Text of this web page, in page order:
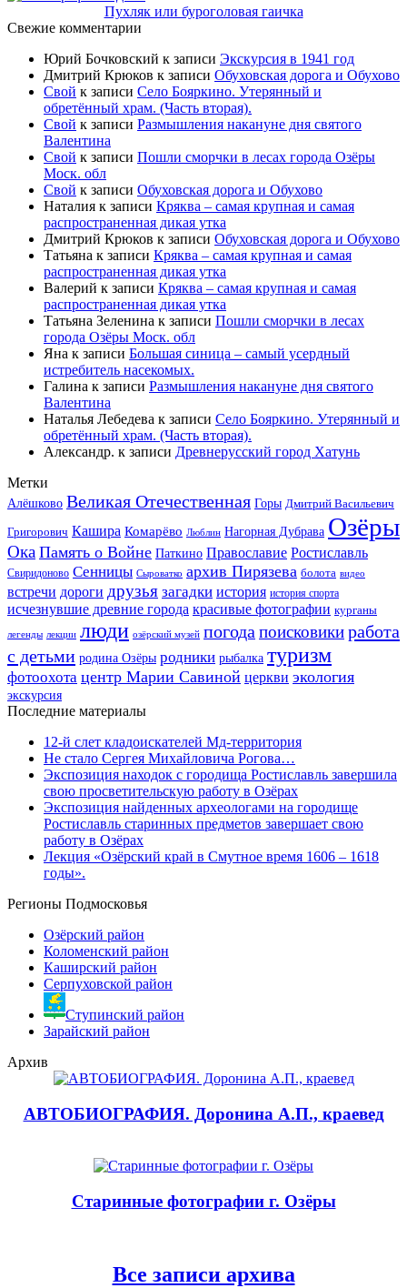
Пухляк или буроголовая гаичка
Свежие комментарии
Юрий Бочковский к записи Экскурсия в 1941 год
Дмитрий Крюков к записи Обуховская дорога и Обухово
Свой к записи Село Бояркино. Утерянный и
обретённый храм. (Часть вторая).
Свой к записи Размышления накануне дня святого
Валентина
Свой к записи Пошли сморчки в лесах города Озёры
Моск. обл
Свой к записи Обуховская дорога и Обухово
Наталия к записи Кряква – самая крупная и самая
распространенная дикая утка
Дмитрий Крюков к записи Обуховская дорога и Обухово
Татьяна к записи Кряква – самая крупная и самая
распространенная дикая утка
Валерий к записи Кряква – самая крупная и самая
распространенная дикая утка
Татьяна Зеленина к записи Пошли сморчки в лесах
города Озёры Моск. обл
Яна к записи Большая синица – самый усердный
истребитель насекомых.
Галина к записи Размышления накануне дня святого
Валентина
Наталья Лебедева к записи Село Бояркино. Утерянный и
обретённый храм. (Часть вторая).
Александр. к записи Древнерусский город Хатунь
Метки
Алёшково Великая Отечественная Горы Дмитрий Васильевич
Григорович Кашира Комарёво Люблин Нагорная Дубрава Озёры
Ока Память о Войне Паткино Православие Ростиславль
Свиридоново Сенницы Сыроватко архив Пирязева болота видео
встречи дороги друзья загадки история история спорта
исчезнувшие древние города красивые фотографии курганы
легенды лекции люди озёрский музей погодапоисковикиработа
с детьми родина Озёры родники рыбалка туризм
фотоохота центр Марии Савиной церкви экология
экскурсия
Последние материалы
12-й слет кладоискателей Мд-территория
Не стало Сергея Михайловича Рогова…
Экспозиция находок с городища Ростиславль завершила
свою просветительскую работу в Озёрах
Экспозиция найденных археологами на городище
Ростиславль старинных предметов завершает свою
работу в Озёрах
Лекция «Озёрский край в Смутное время 1606 – 1618
годы».
Регионы Подмосковья
Озёрский район
Коломенский район
Каширский район
Серпуховской район
Ступинский район
Зарайский район
Архив
АВТОБИОГРАФИЯ. Доронина А.П., краевед
Старинные фотографии г. Озёры
Все записи архива